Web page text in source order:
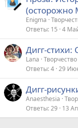
(осторожно
Enigma
Ответы 15 4
Дигг-стихи:
Lana Творчество
Ответы 4 29
Дигг-
Anaesthesia
Ответы 29 13